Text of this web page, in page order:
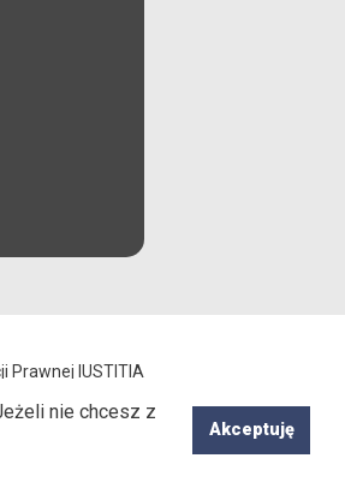
Prawnej IUSTITIA
nie chcesz z
Akceptuję